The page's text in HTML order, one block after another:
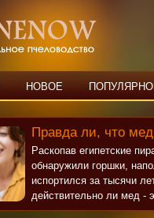
НОВОЕ
Правда ли, что мед
Раскопав египетские
обнаружили горшки,
испортился за тысячи
действительно ли мед -